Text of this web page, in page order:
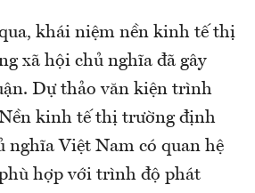
khái niệm nền kinh tế thị
xã hội chủ nghĩa đã gây
Dự thảo văn kiện trình
kinh tế thị trường định
nghĩa Việt Nam có quan hệ
hợp với trình độ phát